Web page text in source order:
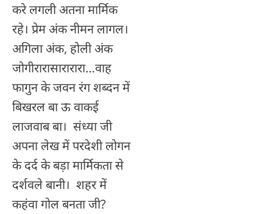
करे लगली अतना मार्मिक
रहे। प्रेम अंक नीमन लागल।
अगिला अंक, होली अंक
जोगीरारासारारारा…वाह
फागुन के जवन रंग शब्दन में
बिखरल बा ऊ वाकई
लाजवाब बा। संध्या जी
अपना लेख में परदेशी लोगन
के दर्द के बड़ा मार्मिकता से
दर्शवले बानी। शहर में
कहंवा गोल बनता जी?